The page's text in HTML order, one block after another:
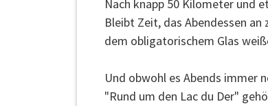
Nach knapp 50 Kilometer und
Bleibt Zeit, das Abendessen
dem obligatorischem Glas
Und obwohl es Abends immer
"Rund um den Lac du Der"